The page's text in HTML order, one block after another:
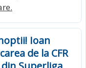
Ioan
de la CFR